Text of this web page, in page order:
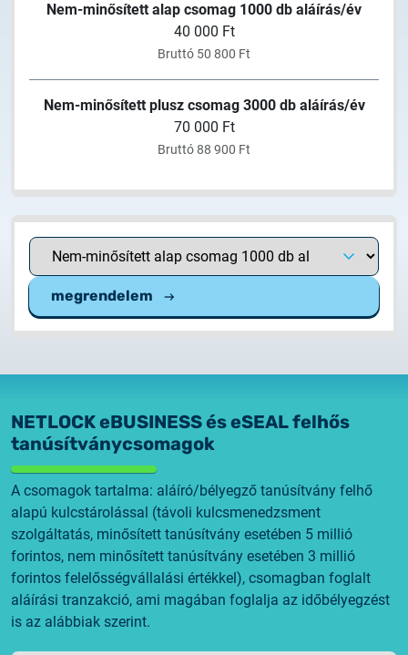
Nem-minősített alap csomag 1000 db aláírás/év
40 000 Ft
Bruttó 50 800 Ft
Nem-minősített plusz csomag 3000 db aláírás/év
70 000 Ft
Bruttó 88 900 Ft
megrendelem
NETLOCK eBUSINESS és eSEAL felhős
tanúsítványcsomagok
A csomagok tartalma: aláíró/bélyegző tanúsítvány felhő
alapú kulcstárolással (távoli kulcsmenedzsment
szolgáltatás, minősített tanúsítvány esetében 5 millió
forintos, nem minősített tanúsítvány esetében 3 millió
forintos felelősségvállalási értékkel), csomagban foglalt
aláírási tranzakció, ami magában foglalja az időbélyegzést
is az alábbiak szerint.